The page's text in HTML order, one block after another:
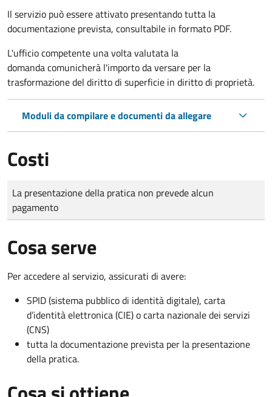
Il servizio può essere attivato presentando tutta la
documentazione prevista, consultabile in formato PDF.
L'ufficio competente una volta valutata la
domanda comunicherà l'importo da versare per la
trasformazione del diritto di superficie in diritto di proprietà.
Moduli da compilare e documenti da allegare
Costi
Tipo di pagamento
Importo
La presentazione della pratica non prevede alcun
pagamento
Cosa serve
Per accedere al servizio, assicurati di avere:
SPID (sistema pubblico di identità digitale), carta
d’identità elettronica (CIE) o carta nazionale dei servizi
(CNS)
tutta la documentazione prevista per la presentazione
della pratica.